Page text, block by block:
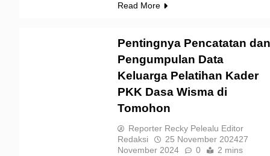
Read More
Pentingnya Pencatatan
Pengumpulan Data
Keluarga Pelatihan Kader
PKK Dasa Wisma di
Tomohon
Reporter Recky Pelealu Editor
Redaksi
25 November 202427
November 2024
0 2 mins